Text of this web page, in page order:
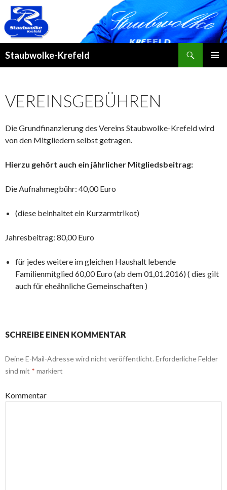
Staubwolke-Krefeld
VEREINSGEBÜHREN
Die Grundfinanzierung des Vereins Staubwolke-Krefeld wird
von den Mitgliedern selbst getragen.
Hierzu gehört auch ein jährlicher Mitgliedsbeitrag:
Die Aufnahmegbühr: 40,00 Euro
(diese beinhaltet ein Kurzarmtrikot)
Jahresbeitrag: 80,00 Euro
für jedes weitere im gleichen Haushalt lebende
Familienmitglied 60,00 Euro (ab dem 01,01.2016) ( dies gilt
auch für eheähnliche Gemeinschaften )
SCHREIBE EINEN KOMMENTAR
Deine E-Mail-Adresse wird nicht veröffentlicht. Erforderliche Felder
sind mit * markiert
Kommentar